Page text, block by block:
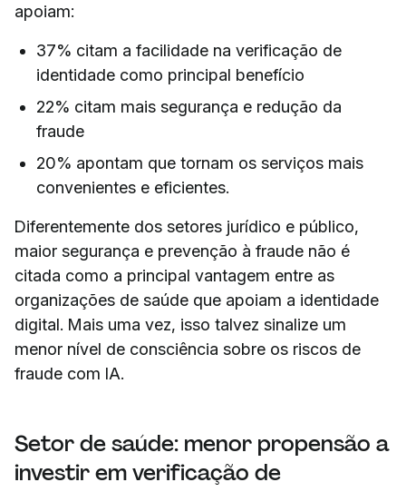
apoiam:
37% citam a facilidade na verificação de
identidade como principal benefício
22% citam mais segurança e redução da
fraude
20% apontam que tornam os serviços mais
convenientes e eficientes.
Diferentemente dos setores jurídico e público,
maior segurança e prevenção à fraude não é
citada como a principal vantagem entre as
organizações de saúde que apoiam a identidade
digital. Mais uma vez, isso talvez sinalize um
menor nível de consciência sobre os riscos de
fraude com IA.
Setor de saúde: menor propensão a
investir em verificação de